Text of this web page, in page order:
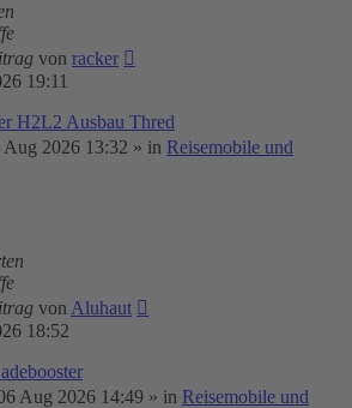
von racker
19:11
H2L2 Ausbau Thred
Aug 2026 13:32 » in Reisemobile und
von Aluhaut
18:52
Aug 2026 14:49 » in Reisemobile und